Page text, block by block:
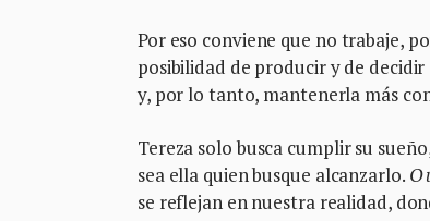
Por eso conviene que no trabaje,
posibilidad de producir y de
y, por lo tanto, mantenerla más
Tereza solo busca cumplir su
sea ella quien busque alcanzarlo. O
se reflejan en nuestra realidad,